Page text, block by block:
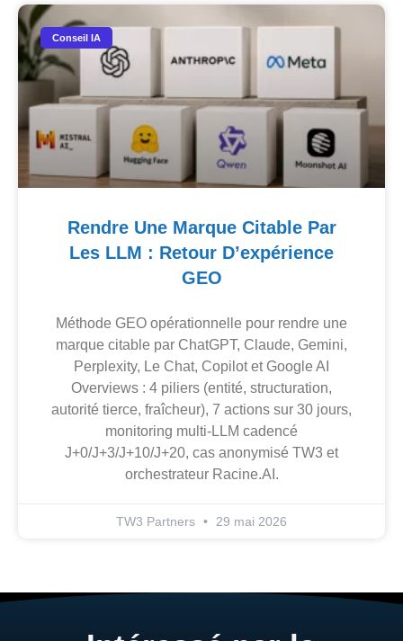
Conseil IA
Rendre Une Marque Citable Par
Les LLM : Retour D’expérience
GEO
Méthode GEO opérationnelle pour rendre une
marque citable par ChatGPT, Claude, Gemini,
Perplexity, Le Chat, Copilot et Google AI
Overviews : 4 piliers (entité, structuration,
autorité tierce, fraîcheur), 7 actions sur 30 jours,
monitoring multi-LLM cadencé
J+0/J+3/J+10/J+20, cas anonymisé TW3 et
orchestrateur Racine.AI.
TW3 Partners 29 mai 2026